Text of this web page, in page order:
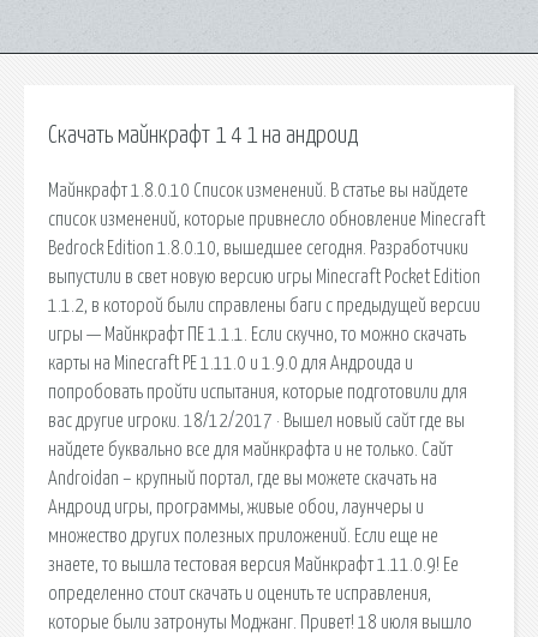
Скачать майнкрафт 1 4 1 на андроид
Майнкрафт 1.8.0.10 Список изменений. В статье вы найдете
список изменений, которые привнесло обновление Minecraft
Bedrock Edition 1.8.0.10, вышедшее сегодня. Разработчики
выпустили в свет новую версию игры Minecraft Pocket Edition
1.1.2, в которой были справлены баги с предыдущей версии
игры — Майнкрафт ПЕ 1.1.1. Если скучно, то можно скачать
карты на Minecraft PE 1.11.0 и 1.9.0 для Андроида и
попробовать пройти испытания, которые подготовили для
вас другие игроки. 18/12/2017 · Вышел новый сайт где вы
найдете буквально все для майнкрафта и не только. Сайт
Androidan – крупный портал, где вы можете скачать на
Андроид игры, программы, живые обои, лаунчеры и
множество других полезных приложений. Если еще не
знаете, то вышла тестовая версия Майнкрафт 1.11.0.9! Ее
определенно стоит скачать и оценить те исправления,
которые были затронуты Моджанг. Привет! 18 июля вышло